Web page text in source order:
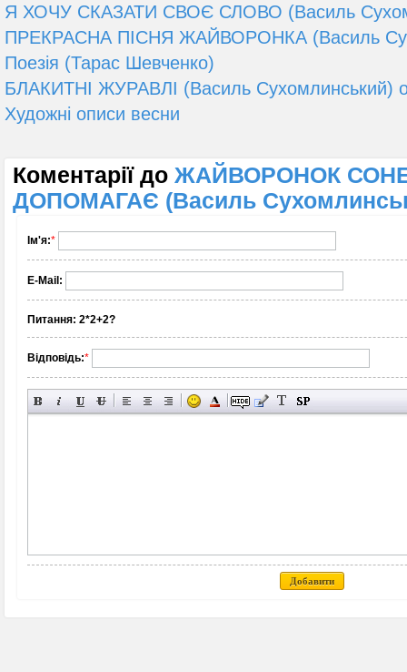
Я ХОЧУ СКАЗАТИ СВОЄ СЛОВО (Василь
ПРЕКРАСНА ПІСНЯ ЖАЙВОРОНКА (Василь
Поезія (Тарас Шевченко)
БЛАКИТНІ ЖУРАВЛІ (Василь Сухомлинський)
Художні описи весни
Коментарії до ЖАЙВОРОНОК
ДОПОМАГАЄ (Василь
Ім'я:*
E-Mail:
Питання: 2*2+2?
Відповідь:*
Добавити